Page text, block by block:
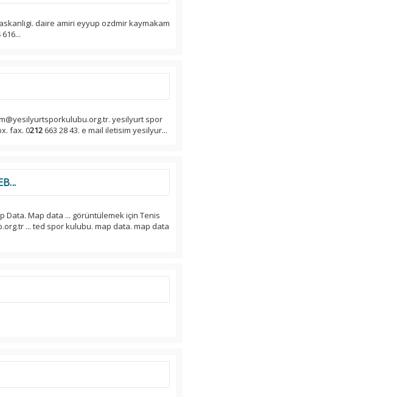
daire amiri eyyup ozdmir kaymakam
yesilyurt spor
fax. 0212 663 28 43. e mail iletisim yesilyur...
Data. Map data ... görüntülemek için Tenis
... ted spor kulubu. map data. map data